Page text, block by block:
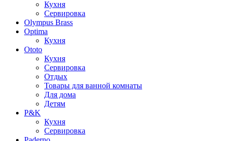
Кухня
Сервировка
Olympus Brass
Optima
Кухня
Ototo
Кухня
Сервировка
Отдых
Товары для ванной комнаты
Для дома
Детям
P&K
Кухня
Сервировка